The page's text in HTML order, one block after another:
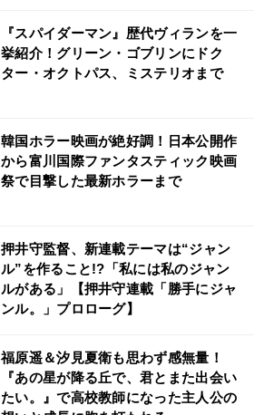
『スパイダーマン』歴代ヴィランを一
挙紹介！グリーン・ゴブリンにドク
ター・オクトパス、ミステリオまで
韓国ホラー映画が絶好調！日本公開作
から富川国際ファンタスティック映画
祭で目撃した最新ホラーまで
押井守監督、新連載テーマは“ジャン
ル”を作ること!?「私には私のジャン
ルがある」【押井守連載「勝手にジャ
ンル。」プロローグ】
福原遥＆汐見夏衛も思わず感無量！
『あの星が降る丘で、君とまた出会い
たい。』で高校教師になった主人公の